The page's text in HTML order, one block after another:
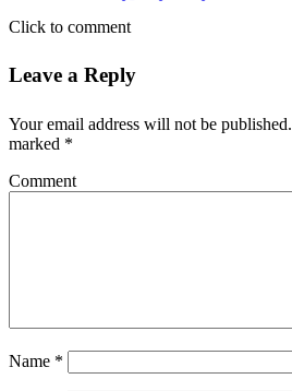
Click to comment
Leave a Reply
Your email address will not be published.
marked *
Comment
Name *